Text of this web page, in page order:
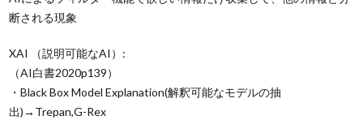
断される現象
XAI （説明可能なAI）:
（AI白書2020p139）
・Black Box Model Explanation(解釈可能なモデルの抽
出)→Trepan,G-Rex